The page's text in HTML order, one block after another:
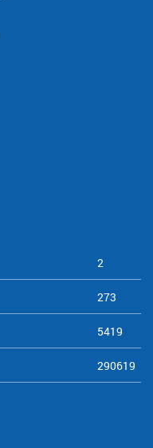
2
273
5419
290619